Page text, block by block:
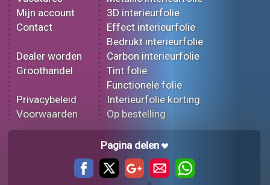
Mijn account
Contact
Dealer worden
Groothandel
Privacybeleid
Voorwaarden
3D interieurfolie
Effect interieurfolie
Bedrukt interieurfolie
Carbon interieurfolie
Tint folie
Functionele folie
Interieurfolie korting
Op bestelling
Pagina delen